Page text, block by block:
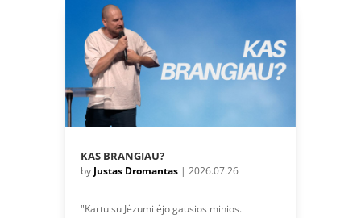
KAS BRANGIAU?
by Justas Dromantas| 2026.07.26
"Kartu su Jėzumi ėjo gausios minios.